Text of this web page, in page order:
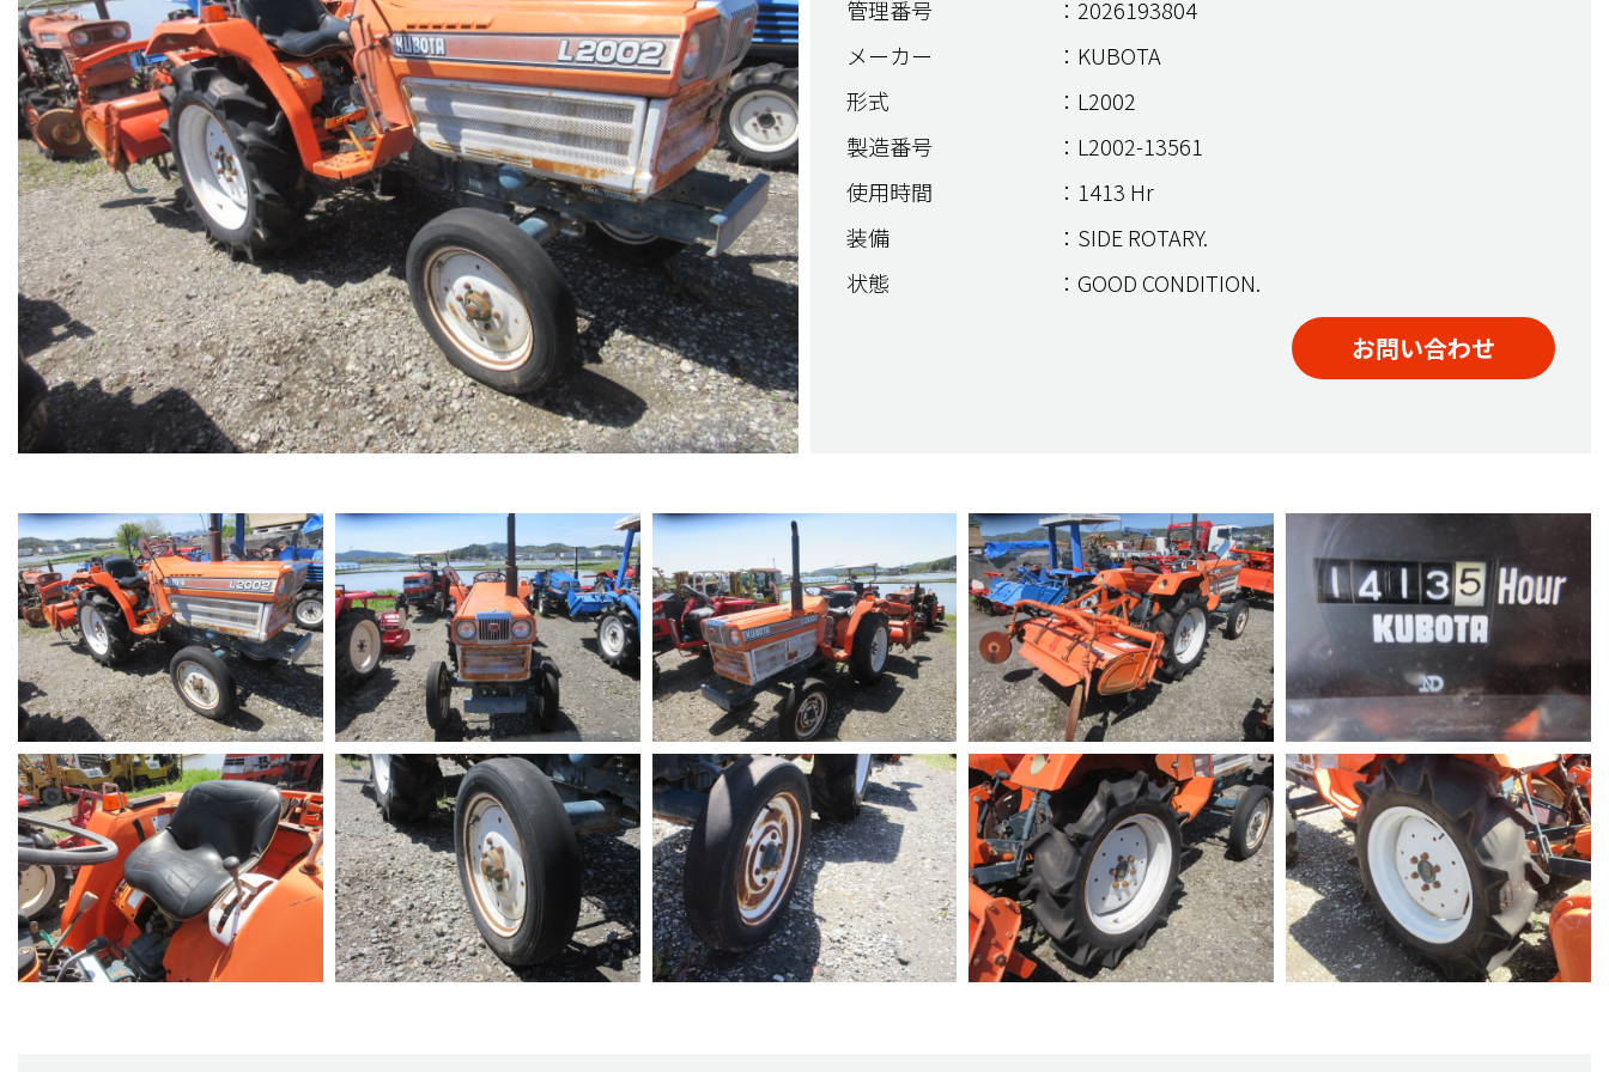
管理番号
：2026193804
メーカー
：KUBOTA
形式
：L2002
製造番号
：L2002-13561
使用時間
：1413 Hr
装備
：SIDE ROTARY.
状態
：GOOD CONDITION.
お問い合わせ